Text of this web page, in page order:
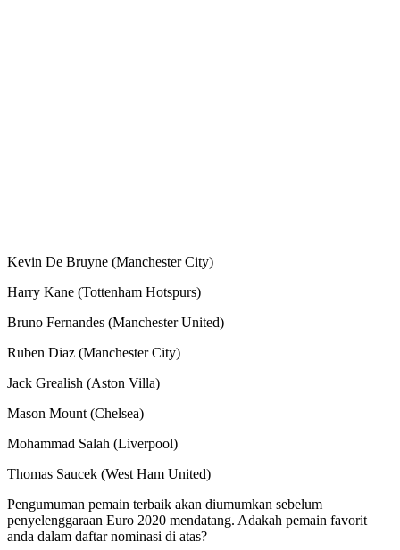
Kevin De Bruyne (Manchester City)
Harry Kane (Tottenham Hotspurs)
Bruno Fernandes (Manchester United)
Ruben Diaz (Manchester City)
Jack Grealish (Aston Villa)
Mason Mount (Chelsea)
Mohammad Salah (Liverpool)
Thomas Saucek (West Ham United)
Pengumuman pemain terbaik akan diumumkan sebelum
penyelenggaraan Euro 2020 mendatang. Adakah pemain favorit
anda dalam daftar nominasi di atas?